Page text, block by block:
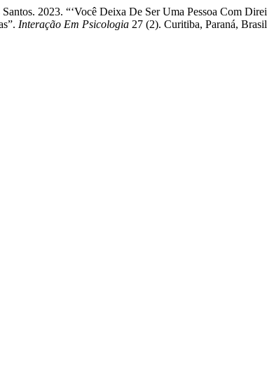
2023. “‘Você Deixa De Ser Uma Pessoa Com
Interação Em Psicologia 27 (2). Curitiba, Paraná,